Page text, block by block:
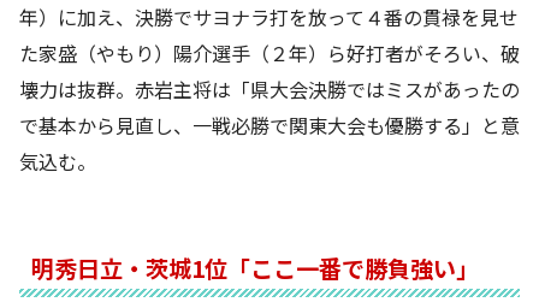
年）に加え、決勝でサヨナラ打を放って４番の貫禄を見せ
た家盛（やもり）陽介選手（２年）ら好打者がそろい、破
壊力は抜群。赤岩主将は「県大会決勝ではミスがあったの
で基本から見直し、一戦必勝で関東大会も優勝する」と意
気込む。
明秀日立・茨城1位「ここ一番で勝負強い」